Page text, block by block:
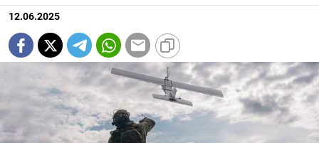
12.06.2025